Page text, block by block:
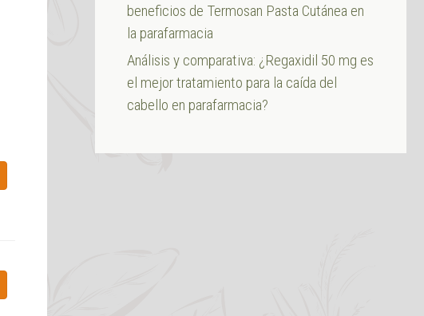
beneficios de Termosan Pasta Cutánea en
la parafarmacia
Análisis y comparativa: ¿Regaxidil 50 mg es
el mejor tratamiento para la caída del
cabello en parafarmacia?